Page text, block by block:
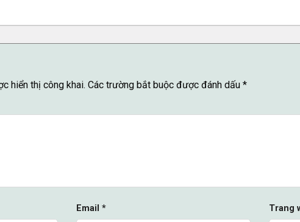
hiển thị công khai. Các trường bắt buộc được đánh dấu *
Email * Trang